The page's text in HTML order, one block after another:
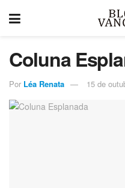
Coluna
Por Léa Renata 15 de